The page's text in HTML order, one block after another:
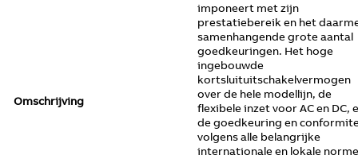
Omschrijving
imponeert met zijn
prestatiebereik en het
samenhangende grote aantal
goedkeuringen. Het hoge
ingebouwde
kortsluituitschakelvermogen
over de hele modellijn, de
flexibele inzet voor AC en DC,
de goedkeuring en
volgens alle belangrijke
internationale en lokale